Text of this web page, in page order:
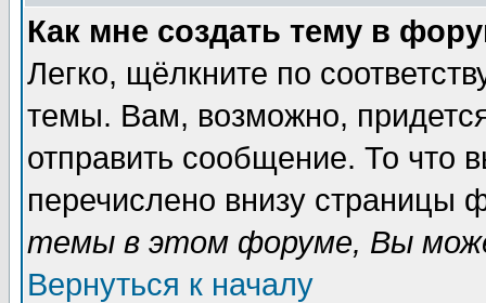
Как мне создать тему в
Легко, щёлкните по
темы. Вам, возможно,
отправить сообщение. То что
перечислено внизу страницы
темы в этом форуме, Вы
Вернуться к началу